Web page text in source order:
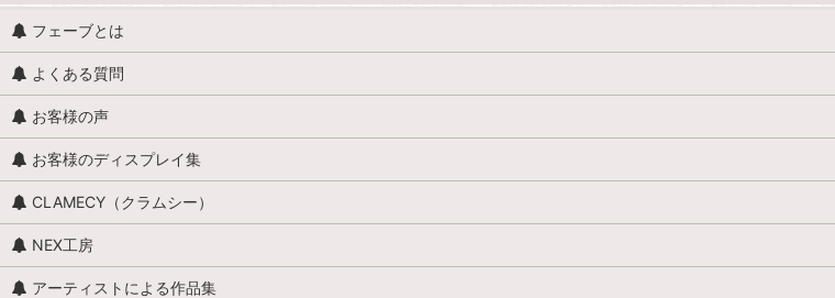
人形・人物全般
アンティークドール
映画・ヒーロー
王・貴族・英雄・歴史上の人物
フェーブとは
よくある質問
お客様の声
お客様のディスプレイ集
CLAMECY（クラムシー）
NEX工房
アーティストによる作品集